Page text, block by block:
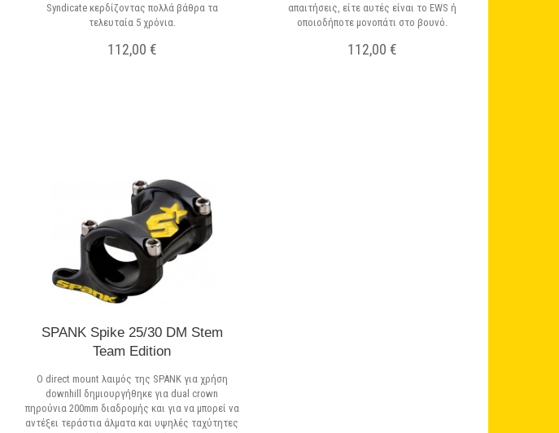
Syndicate κερδίζοντας πολλά βάθρα τα
τελευταία 5 χρόνια.
112,00 €
απαιτήσεις, είτε αυτές είναι το EWS ή
οποιοδήποτε μονοπάτι στο βουνό.
112,00 €
SPANK Spike 25/30 DM Stem
Team Edition
Ο direct mount λαιμός της SPANK για χρήση
downhill δημιουργήθηκε για dual crown
πηρούνια 200mm διαδρομής και για να μπορεί να
αντέξει τεράστια άλματα και υψηλές ταχύτητες